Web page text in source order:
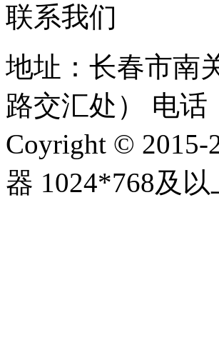
联系我们
地址：长春市南
路交汇处）
电话
Coyright © 2015-
器 1024*768及